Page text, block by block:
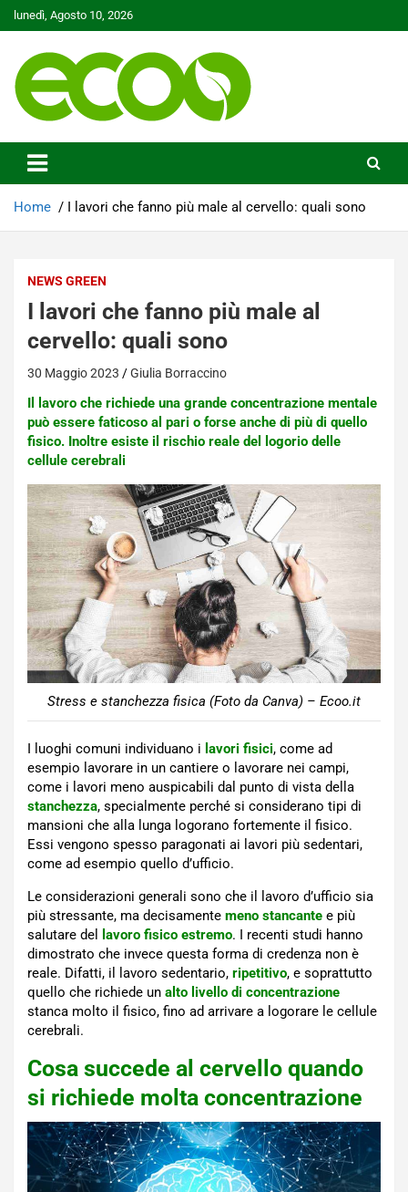
Skip
to
lunedì, Agosto 10, 2026
Ecoo.it
Home I lavori che fanno più male al cervello: quali sono
NEWS GREEN
I lavori che fanno più male al
cervello: quali sono
30 Maggio 2023 Giulia Borraccino
Il lavoro che richiede una grande concentrazione mentale
può essere faticoso al pari o forse anche di più di quello
fisico. Inoltre esiste il rischio reale del logorio delle
cellule cerebrali
Stress e stanchezza fisica (Foto da Canva) – Ecoo.it
I luoghi comuni individuano i lavori fisici, come ad
esempio lavorare in un cantiere o lavorare nei campi,
come i lavori meno auspicabili dal punto di vista della
stanchezza, specialmente perché si considerano tipi di
mansioni che alla lunga logorano fortemente il fisico.
Essi vengono spesso paragonati ai lavori più sedentari,
come ad esempio quello d’ufficio.
Le considerazioni generali sono che il lavoro d’ufficio sia
più stressante, ma decisamente meno stancante e più
salutare del
lavoro fisico estremo. I recenti studi hanno
dimostrato che invece questa forma di credenza non è
reale. Difatti, il lavoro sedentario, ripetitivo, e soprattutto
quello che richiede un alto livello di concentrazione
stanca molto il fisico, fino ad arrivare a logorare le cellule
cerebrali.
Cosa succede al cervello quando
si richiede molta concentrazione